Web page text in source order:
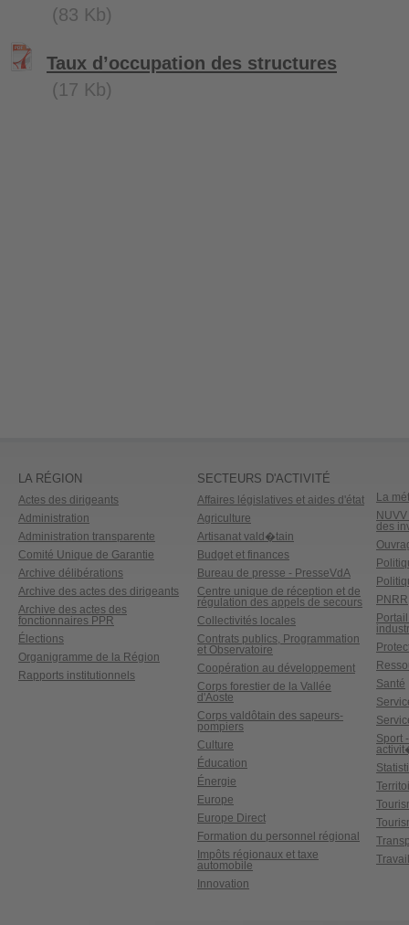
(83 Kb)
Taux d’occupation des structures
(17 Kb)
LA RÉGION
Actes des dirigeants
Administration
Administration transparente
Comité Unique de Garantie
Archive délibérations
Archive des actes des dirigeants
Archive des actes des
fonctionnaires PPR
Élections
Organigramme de la Région
Rapports institutionnels
SECTEURS D'ACTIVITÉ
Affaires législatives et aides d'état
Agriculture
Artisanat vald�tain
Budget et finances
Bureau de presse - PresseVdA
Centre unique de réception et de
régulation des appels de secours
Collectivités locales
Contrats publics, Programmation
et Observatoire
Coopération au développement
Corps forestier de la Vallée
d'Aoste
Corps valdôtain des sapeurs-
pompiers
Culture
Éducation
Énergie
Europe
Europe Direct
Formation du personnel régional
Impôts régionaux et taxe
automobile
Innovation
La
des
PNRR
Santé
Sport
Travail